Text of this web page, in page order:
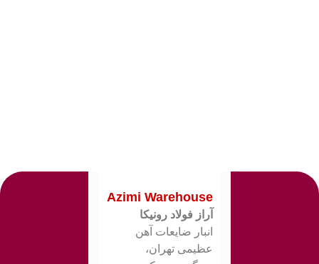
Azimi Warehouse
آراز فولاد رونیکا
انبار ضایعات آهن
عظیمی تهران،